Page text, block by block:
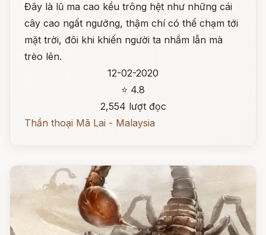
Đây là lũ ma cao kều trông hệt như những cái
cây cao ngất ngưởng, thậm chí có thể chạm tới
mặt trời, đôi khi khiến người ta nhầm lẫn mà
trèo lên.
12-02-2020
⭐ 4.8
2,554 lượt đọc
Thần thoại Mã Lai - Malaysia